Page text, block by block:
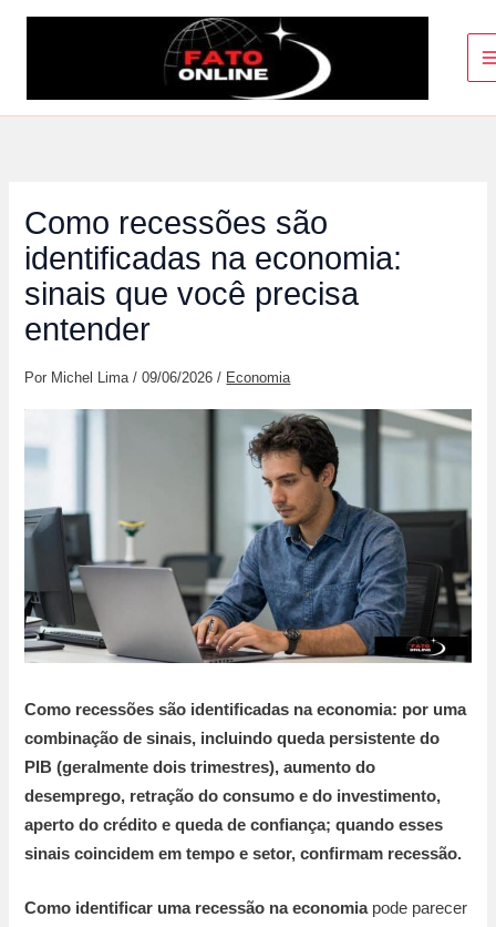
conteúdo
Como recessões são
identificadas na economia:
sinais que você precisa
entender
Por Michel Lima/09/06/2026/ Economia
Como recessões são identificadas na economia: por uma
combinação de sinais, incluindo queda persistente do
PIB (geralmente dois trimestres), aumento do
desemprego, retração do consumo e do investimento,
aperto do crédito e queda de confiança; quando esses
sinais coincidem em tempo e setor, confirmam recessão.
Como identificar uma recessão na economiapode parecer